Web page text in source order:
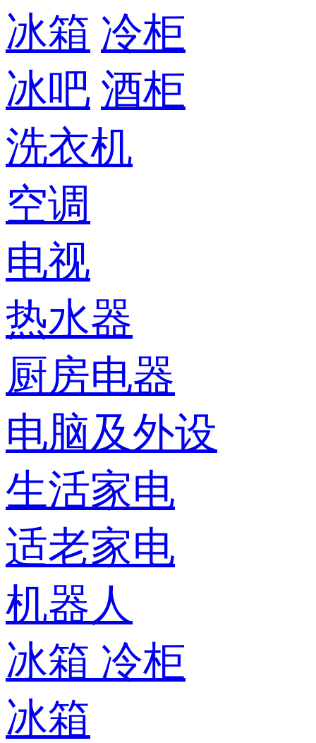
冰箱 冷柜
冰吧 酒柜
洗衣机
空调
电视
热水器
厨房电器
电脑及外设
生活家电
适老家电
机器人
冰箱 冷柜
冰箱